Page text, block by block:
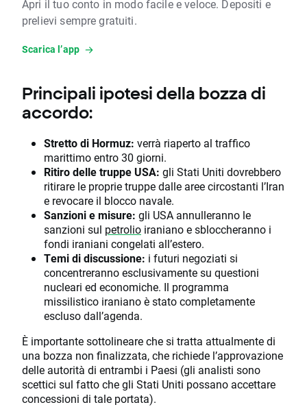
Apri il tuo conto in modo facile e veloce. Depositi e
prelievi sempre gratuiti.
Scarica l’app
Principali ipotesi della bozza di
accordo:
Stretto di Hormuz: verrà riaperto al traffico
marittimo entro 30 giorni.
Ritiro delle truppe USA: gli Stati Uniti dovrebbero
ritirare le proprie truppe dalle aree circostanti l’Iran
e revocare il blocco navale.
Sanzioni e misure: gli USA annulleranno le
sanzioni sul petrolio iraniano e sbloccheranno i
fondi iraniani congelati all’estero.
Temi di discussione: i futuri negoziati si
concentreranno esclusivamente su questioni
nucleari ed economiche. Il programma
missilistico iraniano è stato completamente
escluso dall’agenda.
È importante sottolineare che si tratta attualmente di
una bozza non finalizzata, che richiede l’approvazione
delle autorità di entrambi i Paesi (gli analisti sono
scettici sul fatto che gli Stati Uniti possano accettare
concessioni di tale portata).